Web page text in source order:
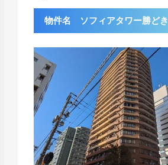
物件名 ソフィアタワー勝どき